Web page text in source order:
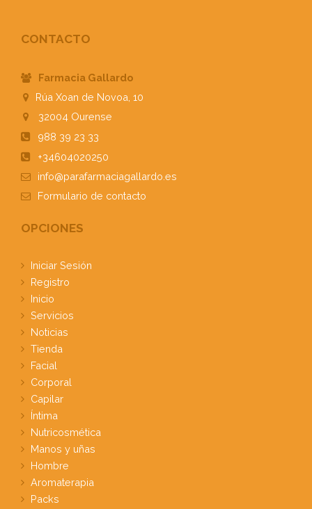
CONTACTO
Farmacia Gallardo
Rúa Xoan de Novoa, 10
32004 Ourense
988 39 23 33
+34604020250
info@parafarmaciagallardo.es
Formulario de contacto
OPCIONES
Iniciar Sesión
Registro
Inicio
Servicios
Noticias
Tienda
Facial
Corporal
Capilar
Íntima
Nutricosmética
Manos y uñas
Hombre
Aromaterapia
Packs